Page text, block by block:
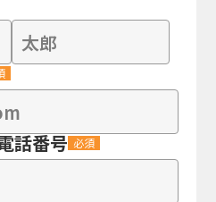
話番号 必須